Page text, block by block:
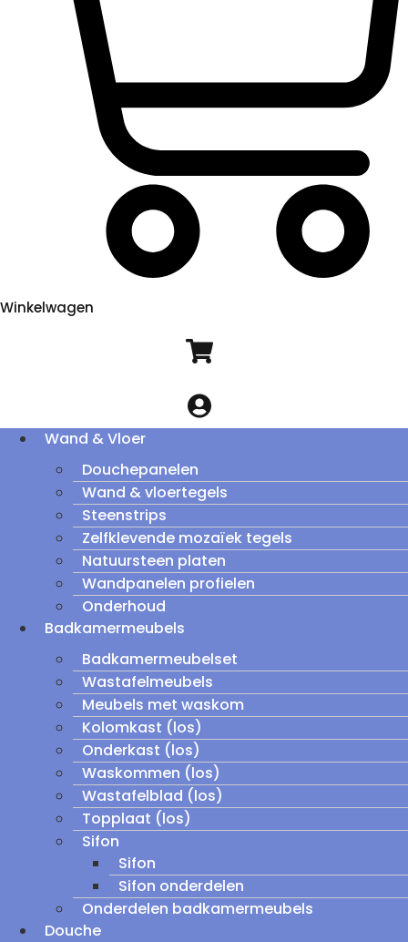
Winkelwagen
Wand & Vloer
Douchepanelen
Wand & vloertegels
Steenstrips
Zelfklevende mozaïek tegels
Natuursteen platen
Wandpanelen profielen
Onderhoud
Badkamermeubels
Badkamermeubelset
Wastafelmeubels
Meubels met waskom
Kolomkast (los)
Onderkast (los)
Waskommen (los)
Wastafelblad (los)
Topplaat (los)
Sifon
Sifon
Sifon onderdelen
Onderdelen badkamermeubels
Douche